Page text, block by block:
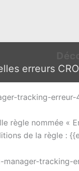
erreurs
règle nommée «
de la règle :